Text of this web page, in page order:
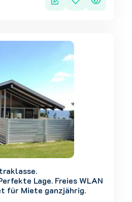
Lage. Freies WLAN
für Miete ganzjährig.